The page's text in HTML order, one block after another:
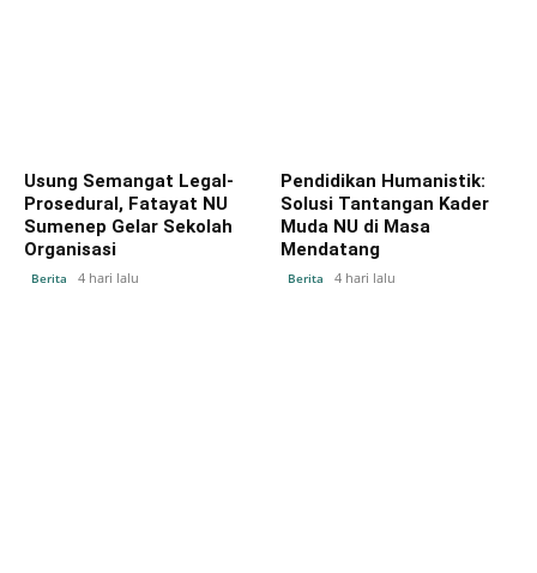
Usung Semangat Legal-
Prosedural, Fatayat NU
Sumenep Gelar Sekolah
Organisasi
Berita 4 hari lalu
Pendidikan Humanistik:
Solusi Tantangan Kader
Muda NU di Masa
Mendatang
Berita 4 hari lalu